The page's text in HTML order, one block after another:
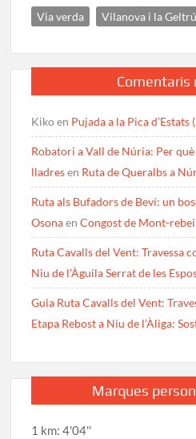
Via verda
Vilanova i la Geltrú
Comentaris
Kikoen Pujada a la Pica
Robatori a Vall de Núria: Per
lladresen Ruta de Queralbs a
Ruta als Bufadors de Beví: un
OsonaenCongost de Mont-
Ruta Cavalls del Vent: Travessa
Niu de l’Àguila Serrat de les
Guia Ruta Cavalls del Vent:
Etapa Rebost a Niu de l’Àliga:
Marques
1 km: 4'04''